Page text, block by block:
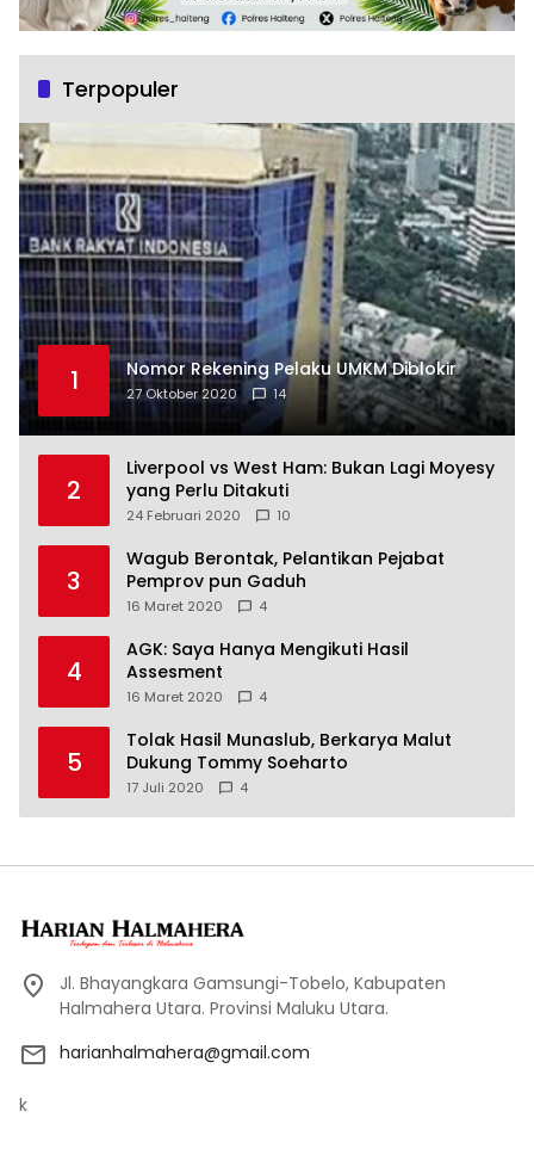
Terpopuler
1 Nomor Rekening Pelaku UMKM Diblokir
27 Oktober 2020 14
2
Liverpool vs West Ham: Bukan Lagi Moyesy
yang Perlu Ditakuti
24 Februari 2020 10
3
Wagub Berontak, Pelantikan Pejabat
Pemprov pun Gaduh
16 Maret 2020 4
4
AGK: Saya Hanya Mengikuti Hasil
Assesment
16 Maret 2020 4
5
Tolak Hasil Munaslub, Berkarya Malut
Dukung Tommy Soeharto
17 Juli 2020 4
Jl. Bhayangkara Gamsungi-Tobelo, Kabupaten
Halmahera Utara. Provinsi Maluku Utara.
harianhalmahera@gmail.com
k